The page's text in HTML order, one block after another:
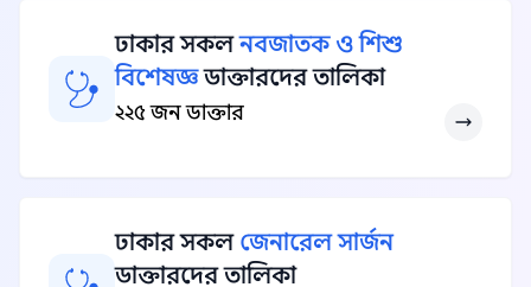
ঢাকার সকলনবজাতক ও শিশু
বিশেষজ্ঞডাক্তারদের তালিকা
২২৫ জন ডাক্তার
ঢাকার সকল জেনারেল সার্জন
ডাক্তারদের তালিকা